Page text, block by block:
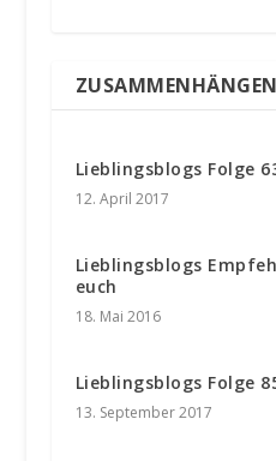
Lieblingsblogs Folge
12. April 2017
Lieblingsblogs
euch
18. Mai 2016
Lieblingsblogs Folge
13. September 2017